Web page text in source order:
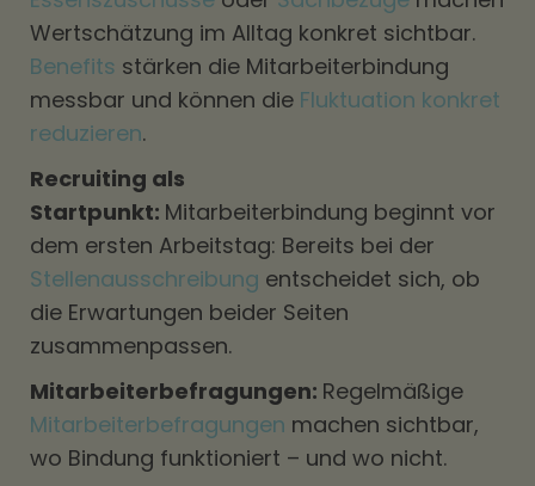
Wertschätzung im Alltag konkret sichtbar.
Benefits stärken die Mitarbeiterbindung
messbar und können die Fluktuation konkret
reduzieren.
Recruiting als
Startpunkt: Mitarbeiterbindung beginnt vor
dem ersten Arbeitstag: Bereits bei der
Stellenausschreibung entscheidet sich, ob
die Erwartungen beider Seiten
zusammenpassen.
Mitarbeiterbefragungen: Regelmäßige
Mitarbeiterbefragungen machen sichtbar,
wo Bindung funktioniert – und wo nicht.